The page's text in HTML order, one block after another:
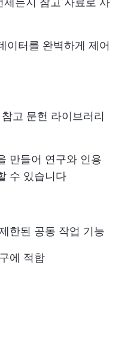
이터를 완벽하게 제어
고 문헌 라이브러리
만들어 연구와 인용
수 있습니다
한된 공동 작업 기능
에 적합